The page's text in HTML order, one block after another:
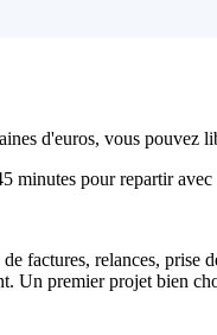
d'euros, vous pouvez
minutes pour repartir
factures, relances,
premier projet bien